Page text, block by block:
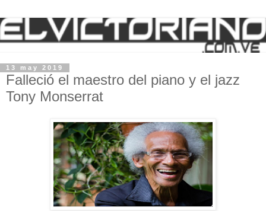
13 may 2019
Falleció el maestro del piano y el jazz
Tony Monserrat